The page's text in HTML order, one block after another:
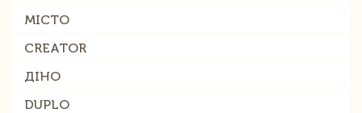
МІСТО
CREATOR
ДІНО
DUPLO